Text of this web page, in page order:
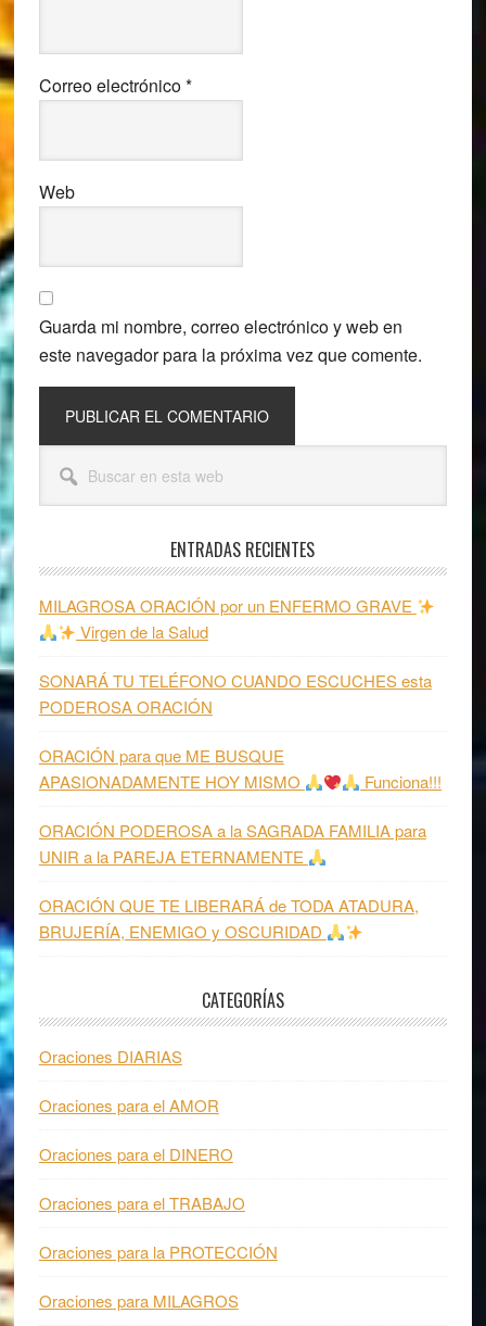
Correo electrónico*
Web
Guarda mi nombre, correo electrónico y web en
este navegador para la próxima vez que comente.
Barra
lateral
esta
ENTRADAS RECIENTES
MILAGROSA ORACIÓN por un ENFERMO GRAVE
Virgen de la Salud
SONARÁ TU TELÉFONO CUANDO ESCUCHES esta
PODEROSA ORACIÓN
ORACIÓN para que ME BUSQUE
APASIONADAMENTE HOY MISMO
Funciona!!!
ORACIÓN PODEROSA a la SAGRADA FAMILIA para
UNIR a la PAREJA ETERNAMENTE
ORACIÓN QUE TE LIBERARÁ de TODA ATADURA,
BRUJERÍA, ENEMIGO y OSCURIDAD
CATEGORÍAS
Oraciones DIARIAS
Oraciones para el AMOR
Oraciones para el DINERO
Oraciones para el TRABAJO
Oraciones para la PROTECCIÓN
Oraciones para MILAGROS